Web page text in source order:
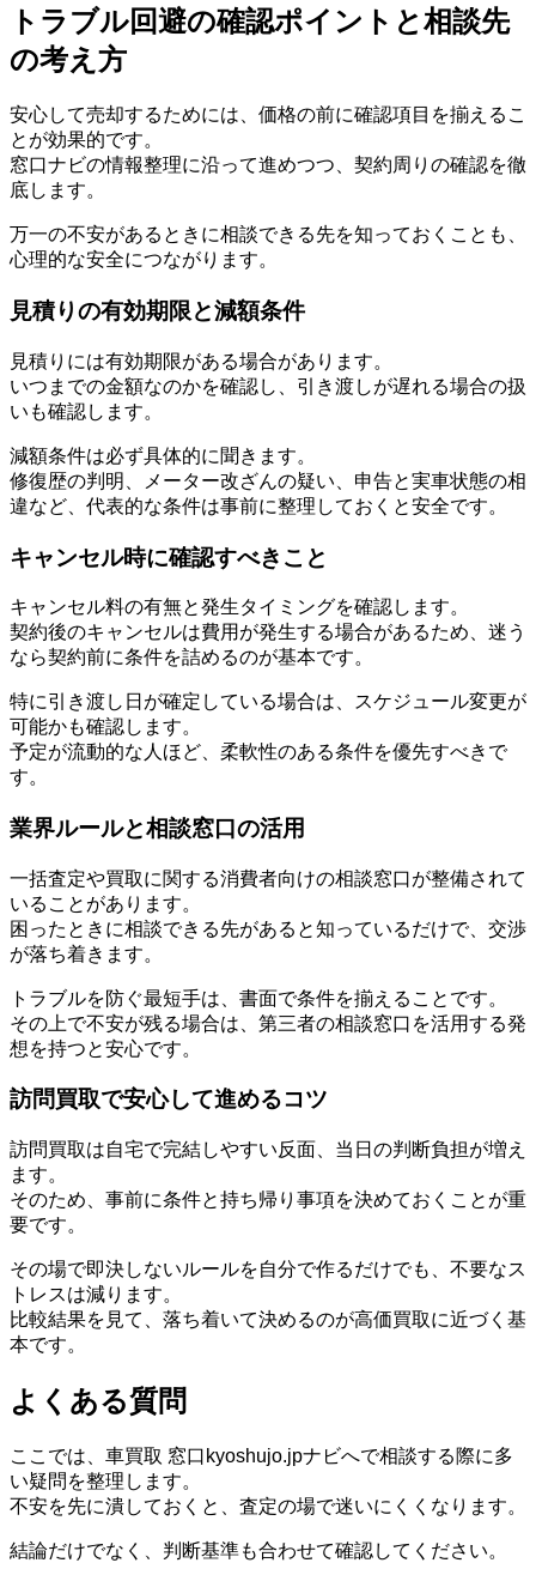
トラブル回避の確認ポイントと相談先
の考え方
安心して売却するためには、価格の前に確認項目を揃えるこ
とが効果的です。
窓口ナビの情報整理に沿って進めつつ、契約周りの確認を徹
底します。
万一の不安があるときに相談できる先を知っておくことも、
心理的な安全につながります。
見積りの有効期限と減額条件
見積りには有効期限がある場合があります。
いつまでの金額なのかを確認し、引き渡しが遅れる場合の扱
いも確認します。
減額条件は必ず具体的に聞きます。
修復歴の判明、メーター改ざんの疑い、申告と実車状態の相
違など、代表的な条件は事前に整理しておくと安全です。
キャンセル時に確認すべきこと
キャンセル料の有無と発生タイミングを確認します。
契約後のキャンセルは費用が発生する場合があるため、迷う
なら契約前に条件を詰めるのが基本です。
特に引き渡し日が確定している場合は、スケジュール変更が
可能かも確認します。
予定が流動的な人ほど、柔軟性のある条件を優先すべきで
す。
業界ルールと相談窓口の活用
一括査定や買取に関する消費者向けの相談窓口が整備されて
いることがあります。
困ったときに相談できる先があると知っているだけで、交渉
が落ち着きます。
トラブルを防ぐ最短手は、書面で条件を揃えることです。
その上で不安が残る場合は、第三者の相談窓口を活用する発
想を持つと安心です。
訪問買取で安心して進めるコツ
訪問買取は自宅で完結しやすい反面、当日の判断負担が増え
ます。
そのため、事前に条件と持ち帰り事項を決めておくことが重
要です。
その場で即決しないルールを自分で作るだけでも、不要なス
トレスは減ります。
比較結果を見て、落ち着いて決めるのが高価買取に近づく基
本です。
よくある質問
ここでは、車買取 窓口kyoshujo.jpナビへで相談する際に多
い疑問を整理します。
不安を先に潰しておくと、査定の場で迷いにくくなります。
結論だけでなく、判断基準も合わせて確認してください。